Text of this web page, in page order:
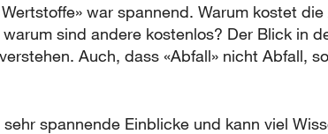
war spannend. Warum kostet
sind andere kostenlos? Der Blick in
Auch, dass «Abfall» nicht Abfall,
spannende Einblicke und kann viel